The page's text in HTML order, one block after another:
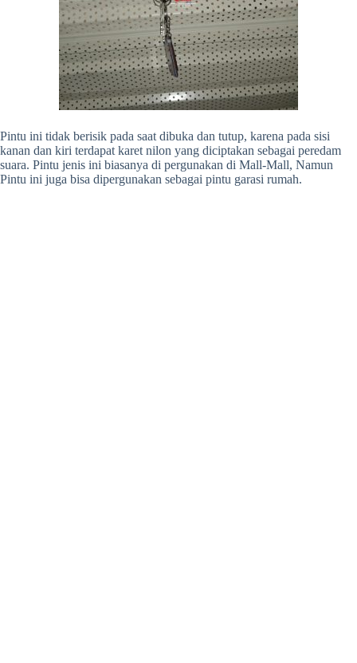
Pintu ini tidak berisik pada saat dibuka dan tutup, karena pada sisi
kanan dan kiri terdapat karet nilon yang diciptakan sebagai peredam
suara. Pintu jenis ini biasanya di pergunakan di Mall-Mall, Namun
Pintu ini juga bisa dipergunakan sebagai pintu garasi rumah.